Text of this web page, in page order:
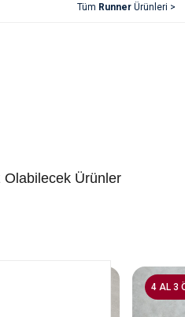
Tüm RunnerÜrünleri >
Olabilecek Ürünler
4 AL 3